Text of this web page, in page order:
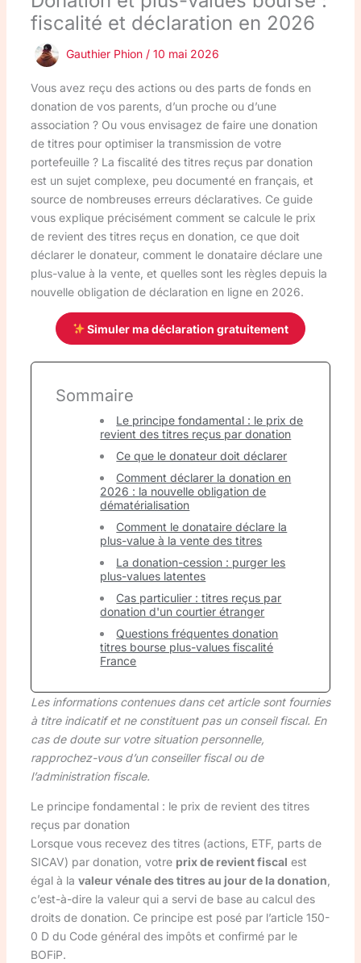
fiscalité et déclaration en 2026
Gauthier Phion / 10 mai 2026
Vous avez reçu des actions ou des parts de fonds en
donation de vos parents, d’un proche ou d’une
association ? Ou vous envisagez de faire une donation
de titres pour optimiser la transmission de votre
portefeuille ? La fiscalité des titres reçus par donation
est un sujet complexe, peu documenté en français, et
source de nombreuses erreurs déclaratives. Ce guide
vous explique précisément comment se calcule le prix
de revient des titres reçus en donation, ce que doit
déclarer le donateur, comment le donataire déclare une
plus-value à la vente, et quelles sont les règles depuis la
nouvelle obligation de déclaration en ligne en 2026.
Simuler ma déclaration gratuitement
Sommaire
Le principe fondamental : le prix de
revient des titres reçus par donation
Ce que le donateur doit déclarer
Comment déclarer la donation en
2026 : la nouvelle obligation de
dématérialisation
Comment le donataire déclare la
plus-value à la vente des titres
La donation-cession : purger les
plus-values latentes
Cas particulier : titres reçus par
donation d'un courtier étranger
Questions fréquentes donation
titres bourse plus-values fiscalité
France
Les informations contenues dans cet article sont fournies
à titre indicatif et ne constituent pas un conseil fiscal. En
cas de doute sur votre situation personnelle,
rapprochez-vous d’un conseiller fiscal ou de
l’administration fiscale.
Le principe fondamental : le prix de revient des titres
reçus par donation
Lorsque vous recevez des titres (actions, ETF, parts de
SICAV) par donation, votre prix de revient fiscal est
égal à la valeur vénale des titres au jour de la donation
c’est-à-dire la valeur qui a servi de base au calcul des
droits de donation. Ce principe est posé par l’article 150-
0 D du Code général des impôts et confirmé par le
BOFiP.